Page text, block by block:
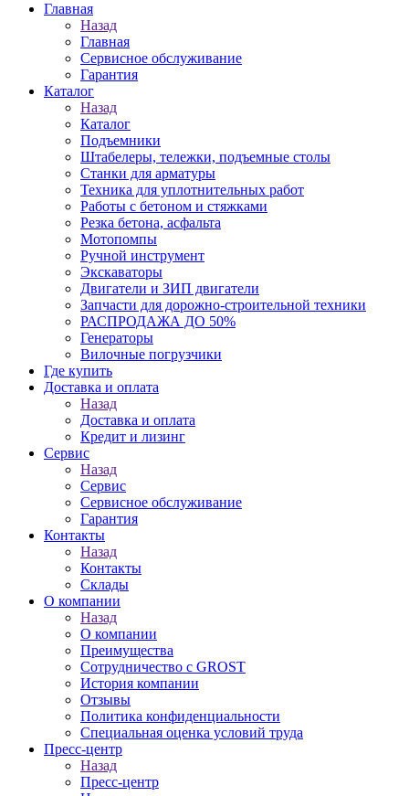
Главная
Назад
Главная
Сервисное обслуживание
Гарантия
Каталог
Назад
Каталог
Подъемники
Штабелеры, тележки, подъемные столы
Станки для арматуры
Техника для уплотнительных работ
Работы с бетоном и стяжками
Резка бетона, асфальта
Мотопомпы
Ручной инструмент
Экскаваторы
Двигатели и ЗИП двигатели
Запчасти для дорожно-строительной техники
РАСПРОДАЖА ДО 50%
Генераторы
Вилочные погрузчики
Где купить
Доставка и оплата
Назад
Доставка и оплата
Кредит и лизинг
Сервис
Назад
Сервис
Сервисное обслуживание
Гарантия
Контакты
Назад
Контакты
Склады
О компании
Назад
О компании
Преимущества
Сотрудничество с GROST
История компании
Отзывы
Политика конфиденциальности
Специальная оценка условий труда
Пресс-центр
Назад
Пресс-центр